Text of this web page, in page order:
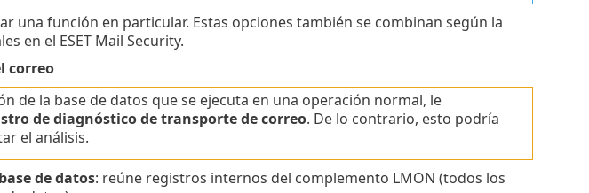
una función en particular. Estas opciones también se combinan según la
en el ESET Mail Security.
correo
de la base de datos que se ejecuta en una operación normal, le
de diagnóstico de transporte de correo. De lo contrario, esto podría
el análisis.
de datos: reúne registros internos del complemento LMON (todos los